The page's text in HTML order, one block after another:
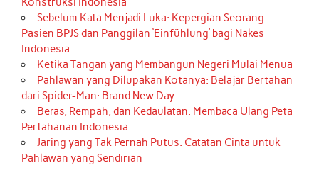
Sebelum Kata Menjadi Luka: Kepergian Seorang
Pasien BPJS dan Panggilan ‘Einfühlung’ bagi Nakes
Indonesia
Ketika Tangan yang Membangun Negeri Mulai Menua
Pahlawan yang Dilupakan Kotanya: Belajar Bertahan
dari Spider-Man: Brand New Day
Beras, Rempah, dan Kedaulatan: Membaca Ulang Peta
Pertahanan Indonesia
Jaring yang Tak Pernah Putus: Catatan Cinta untuk
Pahlawan yang Sendirian